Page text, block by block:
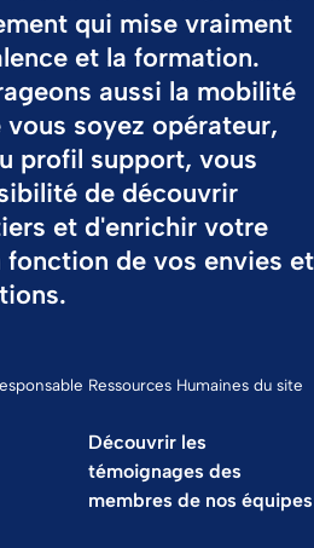
qui mise vraiment
et la formation.
aussi la mobilité
vous soyez opérateur,
profil support, vous
de découvrir
et d'enrichir votre
fonction de vos envies et
Ressources Humaines du site
Découvrir les
témoignages des
membres de nos équipes